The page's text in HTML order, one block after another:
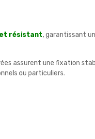
et résistant, garantissant
assurent une fixation
ou particuliers.